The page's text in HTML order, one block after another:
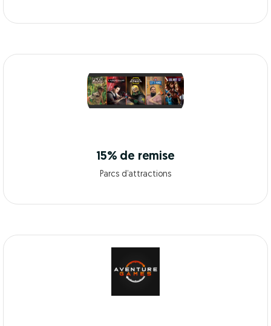
15% de remise
Parcs d’attractions